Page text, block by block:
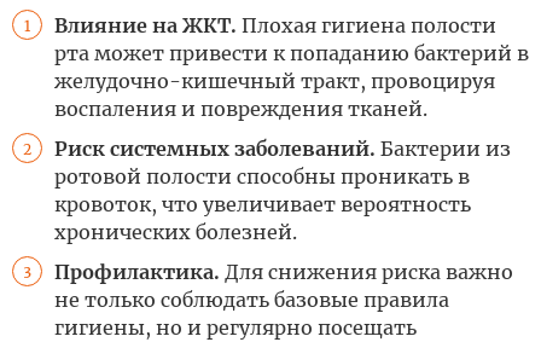
1 Влияние на ЖКТ. Плохая гигиена полости
рта может привести к попаданию бактерий в
желудочно-кишечный тракт, провоцируя
воспаления и повреждения тканей.
2 Риск системных заболеваний. Бактерии из
ротовой полости способны проникать в
кровоток, что увеличивает вероятность
хронических болезней.
3 Профилактика. Для снижения риска важно
не только соблюдать базовые правила
гигиены, но и регулярно посещать